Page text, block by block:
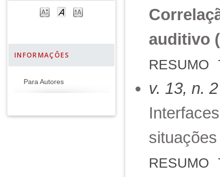
INFORMAÇÕES
Para Autores
auditivo
RESUMO
v. 13, n.
RESUMO